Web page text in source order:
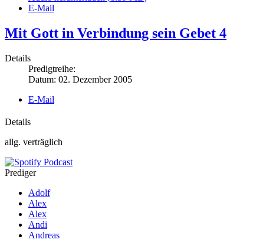
E-Mail
Mit Gott in Verbindung sein Gebet 4
Details
Predigtreihe:
Datum: 02. Dezember 2005
E-Mail
Details
allg. verträglich
Prediger
Adolf
Alex
Alex
Andi
Andreas